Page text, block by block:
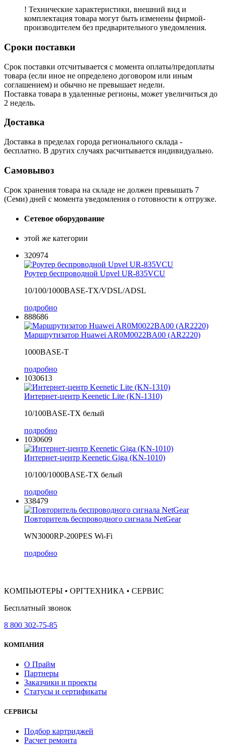
! Технические характеристики, внешний вид и
комплектация товара могут быть изменены фирмой-
производителем без предварительного уведомления.
Сроки поставки
Срок поставки отсчитывается с момента оплаты/предоплаты
товара (если иное не определено договором или иным
соглашением) и обычно не превышает недели.
Поставка товара в удаленные регионы, может увеличиться до
2 недель.
Доставка
Доставка в пределах города регионального склада -
бесплатно. В других случаях расчитывается индивидуально.
Самовывоз
Срок хранения товара на складе не должен превышать 7
(Семи) дней с момента уведомления о готовности к отгрузке.
Сетевое оборудование
этой же категории
320974
Роутер беспроводной Upvel UR-835VCU
10/100/1000BASE-TX/VDSL/ADSL
подробно
888686
Маршрутизатор Huawei AR0M0022BA00 (AR2220)
1000BASE-T
подробно
1030613
Интернет-центр Keenetic Lite (KN-1310)
10/100BASE-TX белый
подробно
1030609
Интернет-центр Keenetic Giga (KN-1010)
10/100/1000BASE-TX белый
подробно
338479
Повторитель беспроводного сигнала NetGear
WN3000RP-200PES Wi-Fi
подробно
КОМПЬЮТЕРЫ • ОРГТЕХНИКА • СЕРВИС
Бесплатный звонок
8 800 302-75-85
КОМПАНИЯ
О Прайм
Партнеры
Заказчики и проекты
Статусы и сертификаты
СЕРВИСЫ
Подбор картриджей
Расчет ремонта